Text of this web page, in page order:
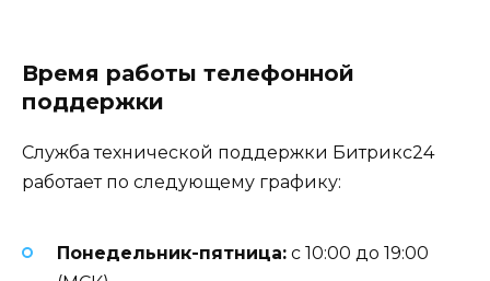
Время работы телефонной
поддержки
Служба технической поддержки Битрикс24
работает по следующему графику:
Понедельник-пятница: с 10:00 до 19:00